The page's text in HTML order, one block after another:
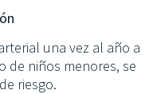
una vez al año a
de niños menores, se
riesgo.